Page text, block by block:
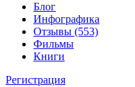
Блог
Инфографика
Отзывы (553)
Фильмы
Книги
Регистрация